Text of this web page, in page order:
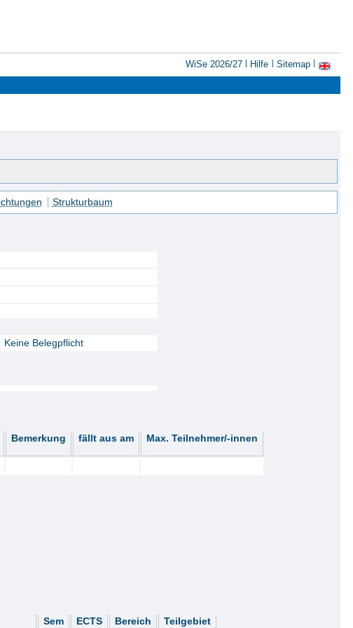
WiSe 2026/27 Hilfe
Sitemap
Strukturbaum
Keine Belegpflicht
Bemerkung fällt aus am Max. Teilnehmer/-innen
Sem ECTS Bereich Teilgebiet